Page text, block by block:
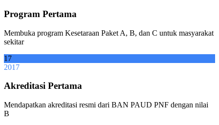
Program Pertama
Membuka program Kesetaraan Paket A, B, dan C untuk masyarakat
sekitar
17
2017
Akreditasi Pertama
Mendapatkan akreditasi resmi dari BAN PAUD PNF dengan nilai
B